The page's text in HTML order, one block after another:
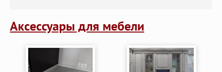
Аксессуары для мебели